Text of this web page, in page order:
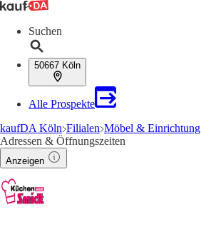
Suchen
50667 Köln
Alle Prospekte
kaufDA Köln Filialen Möbel & Einrichtung
Adressen & Öffnungszeiten
Anzeigen